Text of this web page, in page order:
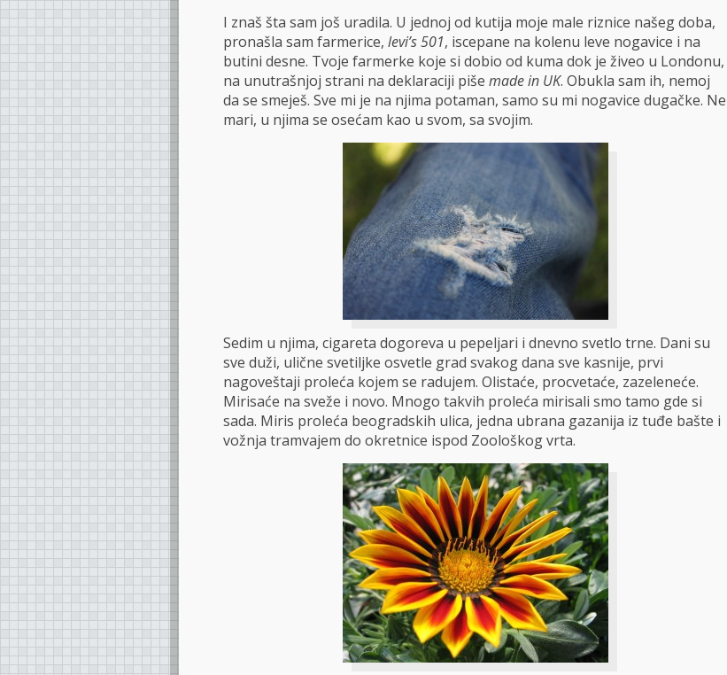
I znaš šta sam još uradila. U jednoj od kutija moje male riznice našeg doba,
pronašla sam farmerice, levi’s 501, iscepane na kolenu leve nogavice i na
butini desne. Tvoje farmerke koje si dobio od kuma dok je živeo u Londonu,
na unutrašnjoj strani na deklaraciji piše made in UK. Obukla sam ih, nemoj
da se smeješ. Sve mi je na njima potaman, samo su mi nogavice dugačke. Ne
mari, u njima se osećam kao u svom, sa svojim.
Sedim u njima, cigareta dogoreva u pepeljari i dnevno svetlo trne. Dani su
sve duži, ulične svetiljke osvetle grad svakog dana sve kasnije, prvi
nagoveštaji proleća kojem se radujem. Olistaće, procvetaće, zazeleneće.
Mirisaće na sveže i novo. Mnogo takvih proleća mirisali smo tamo gde si
sada. Miris proleća beogradskih ulica, jedna ubrana gazanija iz tuđe bašte i
vožnja tramvajem do okretnice ispod Zoološkog vrta.